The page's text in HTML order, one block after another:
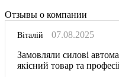
Отзывы о компании
Віталій
07.08.2025
Замовляли силові
якісний товар та